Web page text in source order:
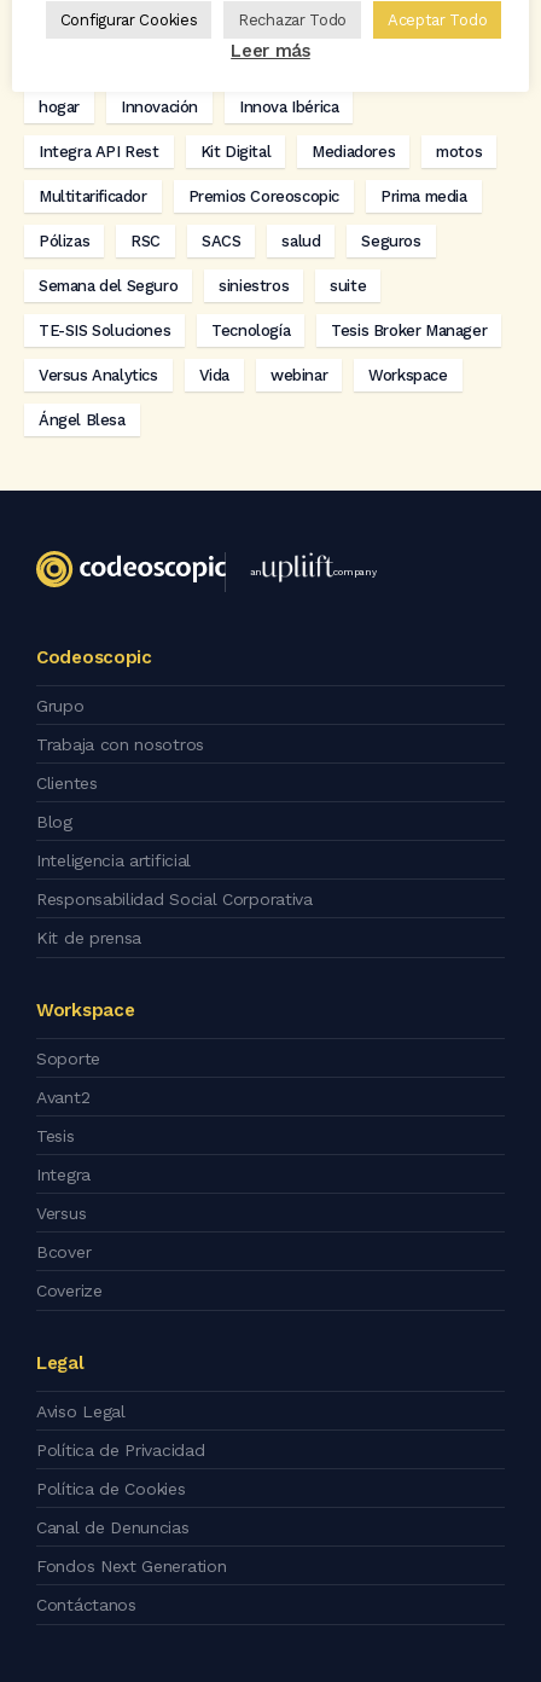
Codeoscopic Workspace Coverize Decesos
Eventos formación
hogar Innovación Innova Ibérica
Integra API Rest Kit Digital Mediadores motos
Multitarificador Premios Coreoscopic Prima media
Pólizas RSC SACS salud Seguros
Semana del Seguro siniestros suite
TE-SIS Soluciones Tecnología Tesis Broker Manager
Versus Analytics Vida webinar Workspace
Ángel Blesa
an company
Codeoscopic
Grupo
Trabaja con nosotros
Clientes
Blog
Inteligencia artificial
Responsabilidad Social Corporativa
Kit de prensa
Workspace
Soporte
Avant2
Tesis
Integra
Versus
Bcover
Coverize
Legal
Aviso Legal
Política de Privacidad
Política de Cookies
Canal de Denuncias
Fondos Next Generation
Contáctanos
Configurar Cookies Rechazar Todo Aceptar Todo
Leer más